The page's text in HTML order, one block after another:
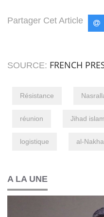
Partager Cet Article
SOURCE: FRENCH
Résistance
réunion Jihad
logistique al-
A LA UNE